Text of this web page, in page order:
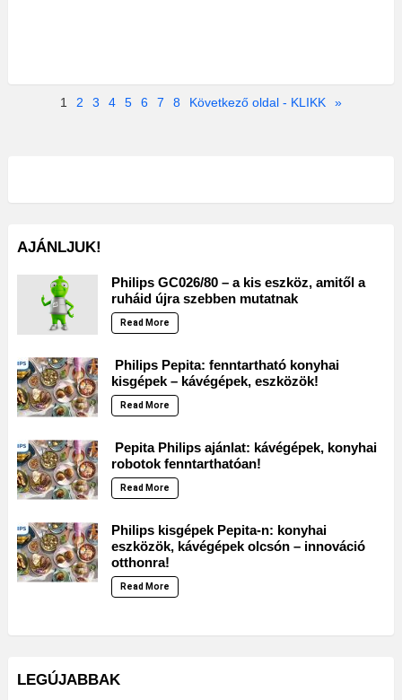
1 2 3 4 5 6 7 8 Következő oldal - KLIKK »
AJÁNLJUK!
Philips GC026/80 – a kis eszköz, amitől a
ruháid újra szebben mutatnak
Read More
Philips Pepita: fenntartható konyhai
kisgépek – kávégépek, eszközök!
Read More
Pepita Philips ajánlat: kávégépek, konyhai
robotok fenntarthatóan!
Read More
Philips kisgépek Pepita-n: konyhai
eszközök, kávégépek olcsón – innováció
otthonra!
Read More
LEGÚJABBAK